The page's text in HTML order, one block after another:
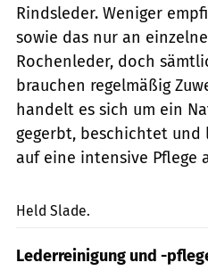
Rindsleder. Weniger
sowie das nur an
Rochen­leder, doch
brauchen regelmäßig
handelt es sich um ein
gegerbt, beschichtet
auf eine intensive Pflege
Held Slade.
Lederreinigung und -